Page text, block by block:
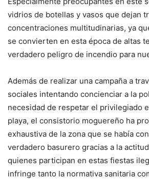
vidrios de botellas y vasos que dejan
concentraciones multitudinarias, ya
se convierten en esta época de altas
verdadero peligro de incendio para
Además de realizar una campaña a
sociales intentando concienciar a la
necesidad de respetar el privilegiado
playa, el consistorio moguereño ha
exhaustiva de la zona que se había
verdadero basurero gracias a la
quienes participan en estas fiestas
infringe tanto la normativa sanitaria